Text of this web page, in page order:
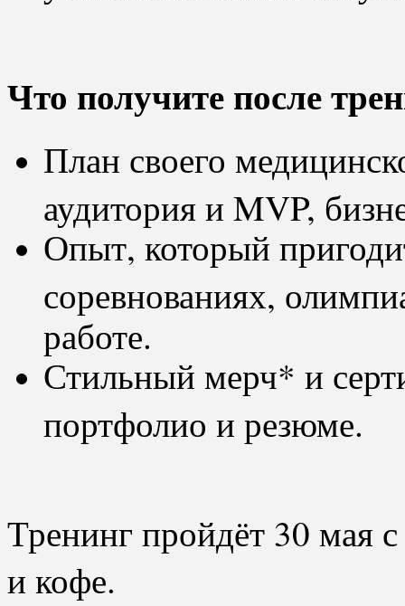
Что получите после
План своего
аудитория и MVP,
Опыт, который
соревнованиях,
работе.
Стильный мерч* и
портфолио и резюме.
Тренинг пройдёт 30 мая
и кофе.